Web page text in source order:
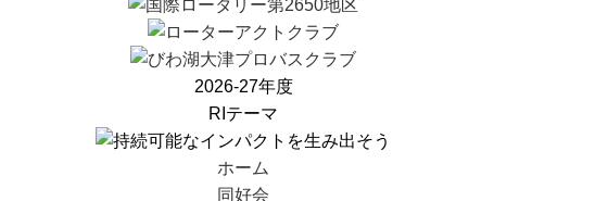
2026-27年度
RIテーマ
ホーム
同好会